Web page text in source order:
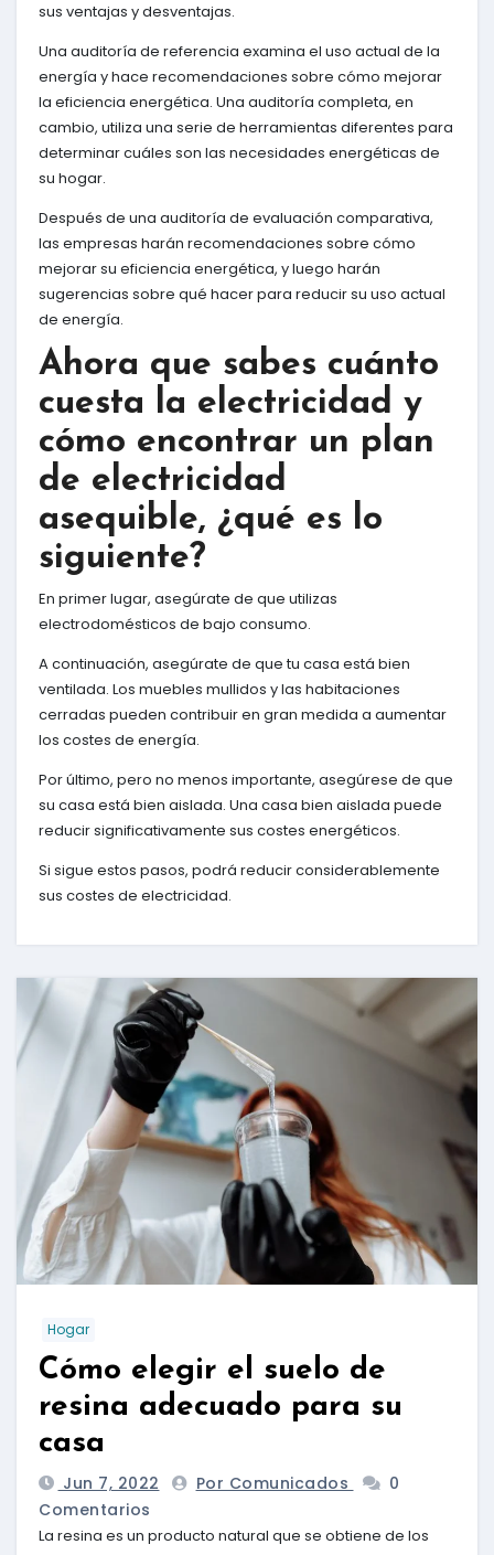
sus ventajas y desventajas.
Una auditoría de referencia examina el uso actual de la
energía y hace recomendaciones sobre cómo mejorar
la eficiencia energética. Una auditoría completa, en
cambio, utiliza una serie de herramientas diferentes para
determinar cuáles son las necesidades energéticas de
su hogar.
Después de una auditoría de evaluación comparativa,
las empresas harán recomendaciones sobre cómo
mejorar su eficiencia energética, y luego harán
sugerencias sobre qué hacer para reducir su uso actual
de energía.
Ahora que sabes cuánto
cuesta la electricidad y
cómo encontrar un plan
de electricidad
asequible, ¿qué es lo
siguiente?
En primer lugar, asegúrate de que utilizas
electrodomésticos de bajo consumo.
A continuación, asegúrate de que tu casa está bien
ventilada. Los muebles mullidos y las habitaciones
cerradas pueden contribuir en gran medida a aumentar
los costes de energía.
Por último, pero no menos importante, asegúrese de que
su casa está bien aislada. Una casa bien aislada puede
reducir significativamente sus costes energéticos.
Si sigue estos pasos, podrá reducir considerablemente
sus costes de electricidad.
Hogar
Cómo elegir el suelo de
resina adecuado para su
casa
Jun 7, 2022 Por Comunicados
0
Comentarios
La resina es un producto natural que se obtiene de los